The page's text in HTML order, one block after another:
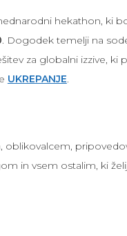
hekathon, ki
. Dogodek temelji na
za globalni izzive, ki
UKREPANJE.
oblikovalcem,
in vsem ostalim, ki